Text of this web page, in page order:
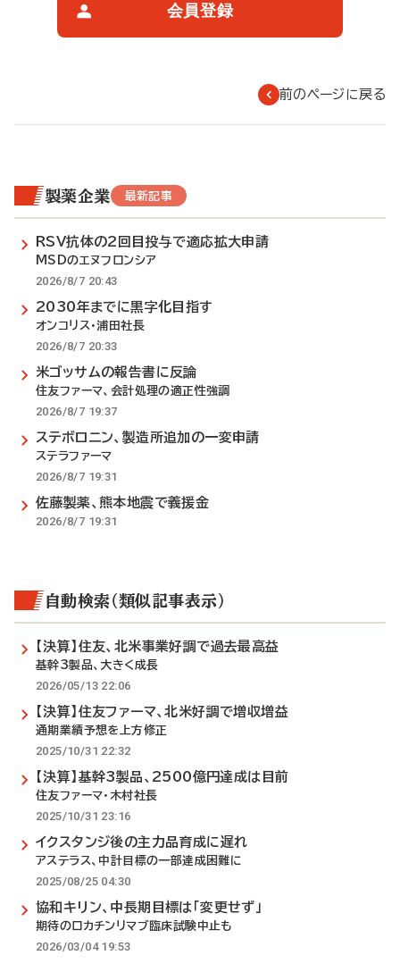
会員登録
前のページに戻る
製薬企業 最新記事
RSV抗体の2回目投与で適応拡大申請
MSDのエヌフロンシア
2026/8/7 20:43
2030年までに黒字化目指す
オンコリス・浦田社長
2026/8/7 20:33
米ゴッサムの報告書に反論
住友ファーマ、会計処理の適正性強調
2026/8/7 19:37
ステボロニン、製造所追加の一変申請
ステラファーマ
2026/8/7 19:31
佐藤製薬、熊本地震で義援金
2026/8/7 19:31
自動検索（類似記事表示）
【決算】住友、北米事業好調で過去最高益
基幹3製品、大きく成長
2026/05/13 22:06
【決算】住友ファーマ、北米好調で増収増益
通期業績予想を上方修正
2025/10/31 22:32
【決算】基幹3製品、2500億円達成は目前
住友ファーマ・木村社長
2025/10/31 23:16
イクスタンジ後の主力品育成に遅れ
アステラス、中計目標の一部達成困難に
2025/08/25 04:30
協和キリン、中長期目標は「変更せず」
期待のロカチンリマブ臨床試験中止も
2026/03/04 19:53